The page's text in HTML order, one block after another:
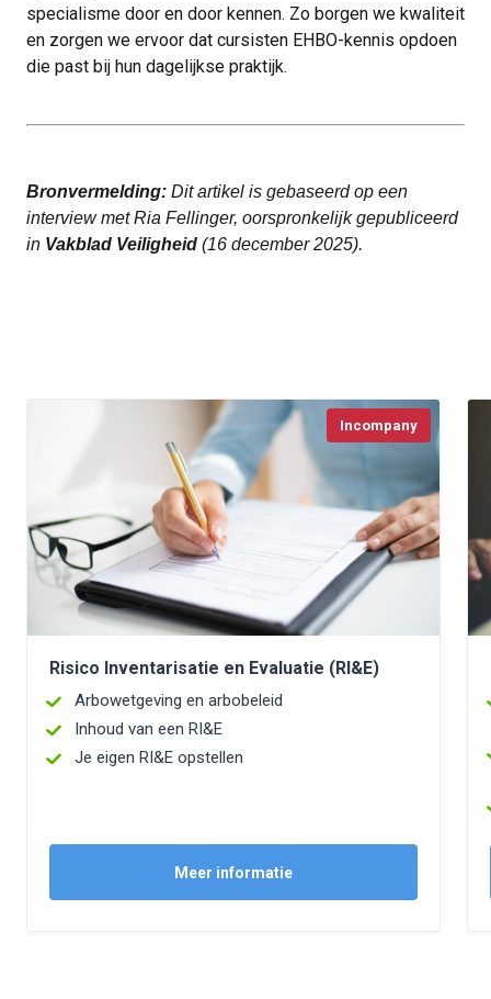
specialisme door en door kennen. Zo borgen we kwaliteit
en zorgen we ervoor dat cursisten EHBO-kennis opdoen
die past bij hun dagelijkse praktijk.
Bronvermelding: Dit artikel is gebaseerd op een
interview met Ria Fellinger, oorspronkelijk gepubliceerd
in Vakblad Veiligheid (16 december 2025).
Risico Inventarisatie en Evaluatie (RI&E)
Arbowetgeving en arbobeleid
Inhoud van een RI&E
Je eigen RI&E opstellen
Incompany
Meer informatie